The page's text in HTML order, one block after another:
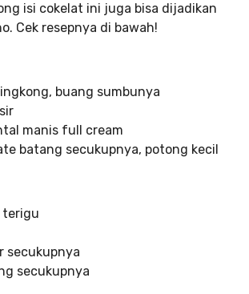
isi cokelat ini juga bisa dijadikan
Cek resepnya di bawah!
buang sumbunya
manis full cream
batang secukupnya, potong kecil
terigu
secukupnya
secukupnya